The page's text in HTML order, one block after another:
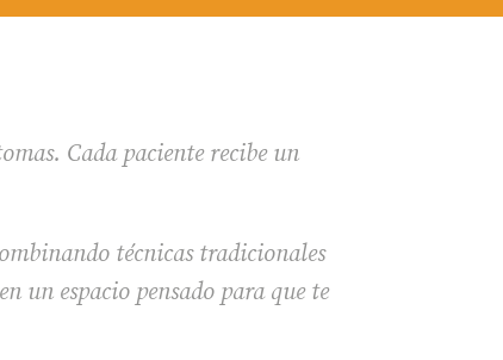
Cada paciente recibe un
técnicas tradicionales
un espacio pensado para que te